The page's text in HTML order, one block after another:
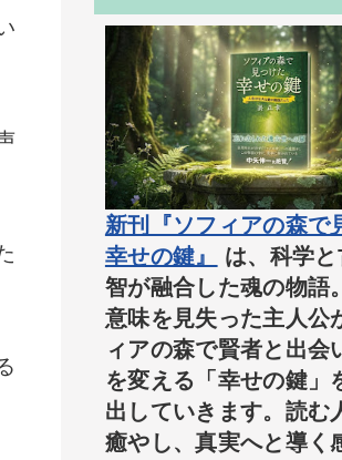
新刊『ソフィアの森で
幸せの鍵』
は、科学
智が融合した魂の物語
意味を見失った主人公
ィアの森で賢者と出会
を変える「幸せの鍵」
出していきます。読む
癒やし、真実へと導く